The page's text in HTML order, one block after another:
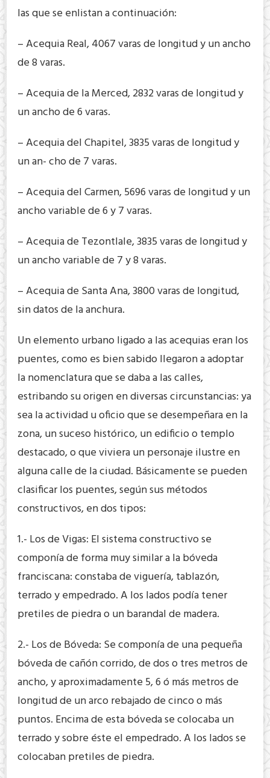
las que se enlistan a continuación:
– Acequia Real, 4067 varas de longitud y un ancho
de 8 varas.
– Acequia de la Merced, 2832 varas de longitud y
un ancho de 6 varas.
– Acequia del Chapitel, 3835 varas de longitud y
un an- cho de 7 varas.
– Acequia del Carmen, 5696 varas de longitud y un
ancho variable de 6 y 7 varas.
– Acequia de Tezontlale, 3835 varas de longitud y
un ancho variable de 7 y 8 varas.
– Acequia de Santa Ana, 3800 varas de longitud,
sin datos de la anchura.
Un elemento urbano ligado a las acequias eran los
puentes, como es bien sabido llegaron a adoptar
la nomenclatura que se daba a las calles,
estribando su origen en diversas circunstancias: ya
sea la actividad u oficio que se desempeñara en la
zona, un suceso histórico, un edificio o templo
destacado, o que viviera un personaje ilustre en
alguna calle de la ciudad. Básicamente se pueden
clasificar los puentes, según sus métodos
constructivos, en dos tipos:
1.- Los de Vigas: El sistema constructivo se
componía de forma muy similar a la bóveda
franciscana: constaba de viguería, tablazón,
terrado y empedrado. A los lados podía tener
pretiles de piedra o un barandal de madera.
2.- Los de Bóveda: Se componía de una pequeña
bóveda de cañón corrido, de dos o tres metros de
ancho, y aproximadamente 5, 6 ó más metros de
longitud de un arco rebajado de cinco o más
puntos. Encima de esta bóveda se colocaba un
terrado y sobre éste el empedrado. A los lados se
colocaban pretiles de piedra.